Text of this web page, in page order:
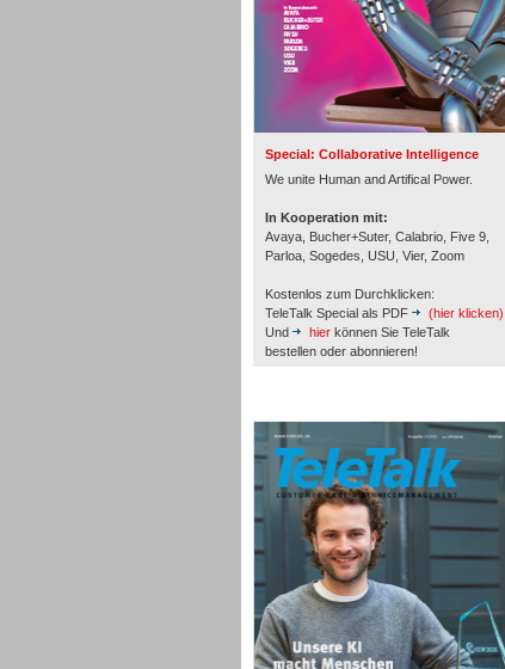
Special: Collaborative Intelligence
We unite Human and Artifical Power.
In Kooperation mit:
Avaya, Bucher+Suter, Calabrio, Five 9,
Parloa, Sogedes, USU, Vier, Zoom
Kostenlos zum Durchklicken:
TeleTalk Special als PDF
(hier klicken)
Und
hier können Sie TeleTalk
bestellen oder abonnieren!
Inbound
Inbound